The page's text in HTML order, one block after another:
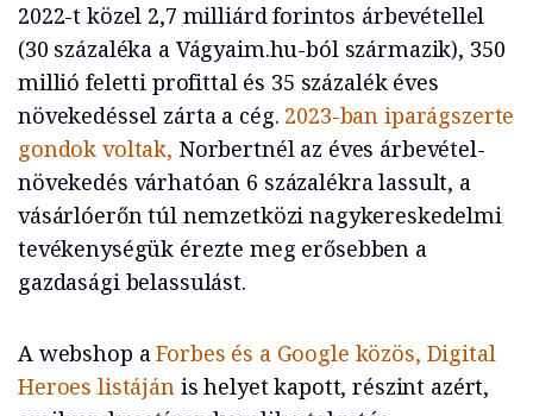
2022-t közel 2,7 milliárd forintos árbevétellel
(30 százaléka a Vágyaim.hu-ból származik), 350
millió feletti profittal és 35 százalék éves
növekedéssel zárta a cég. 2023-ban iparágszerte
gondok voltak, Norbertnél az éves árbevétel-
növekedés várhatóan 6 százalékra lassult, a
vásárlóerőn túl nemzetközi nagykereskedelmi
tevékenységük érezte meg erősebben a
gazdasági belassulást.
A webshop aForbes és a Google közös, Digital
Heroes listájánis helyet kapott, részint azért,